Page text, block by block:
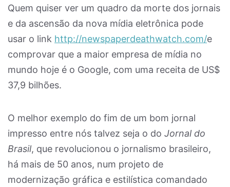
Quem quiser ver um quadro da morte dos jornais
e da ascensão da nova mídia eletrônica pode
usar o link http://newspaperdeathwatch.com/e
comprovar que a maior empresa de mídia no
mundo hoje é o Google, com uma receita de US$
37,9 bilhões.
O melhor exemplo do fim de um bom jornal
impresso entre nós talvez seja o do Jornal do
Brasil, que revolucionou o jornalismo brasileiro,
há mais de 50 anos, num projeto de
modernização gráfica e estilística comandado